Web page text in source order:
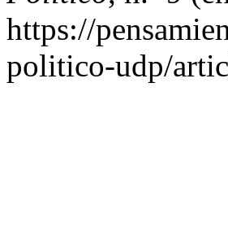
https://
politico-udp/